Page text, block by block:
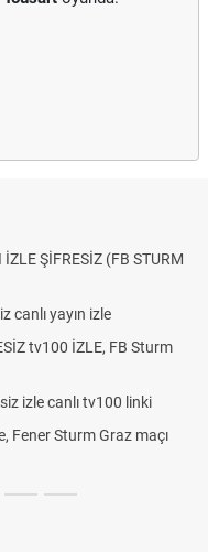
ŞİFRESİZ (FB STURM
yayın izle
tv100 İZLE, FB Sturm
izle canlı tv100 linki
Sturm Graz maçı